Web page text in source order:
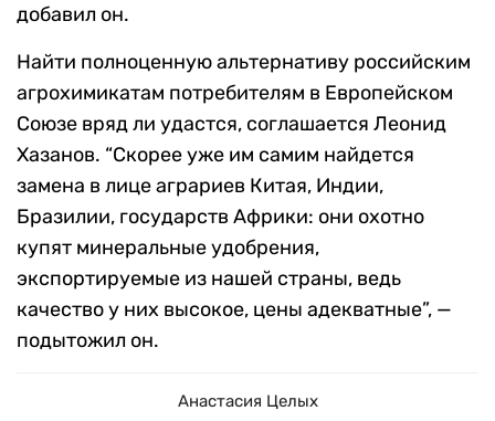
добавил он.
Найти полноценную альтернативу российским
агрохимикатам потребителям в Европейском
Союзе вряд ли удастся, соглашается Леонид
Хазанов. “Скорее уже им самим найдется
замена в лице аграриев Китая, Индии,
Бразилии, государств Африки: они охотно
купят минеральные удобрения,
экспортируемые из нашей страны, ведь
качество у них высокое, цены адекватные”, —
подытожил он.
Анастасия Целых